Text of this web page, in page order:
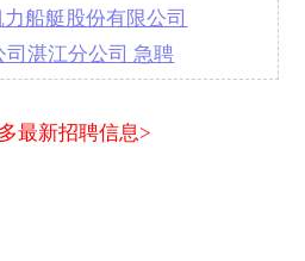
船艇股份有限公司
湛江分公司 急聘
最新招聘信息>